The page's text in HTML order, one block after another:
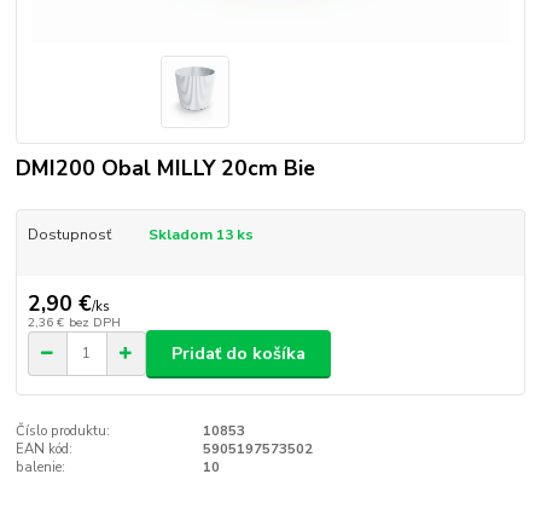
DMI200 Obal MILLY 20cm Bie
Dostupnosť Skladom 13 ks
2,90 €/ks
2,36 € bez DPH
Pridať do košíka
Číslo produktu:
10853
EAN kód:
5905197573502
balenie:
10